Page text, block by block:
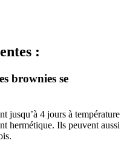
:
brownies se
jusqu’à 4 jours à température
hermétique. Ils peuvent aussi